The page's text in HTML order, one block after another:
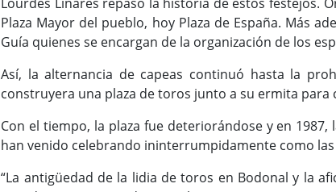
Lourdes Linares repasó la historia de estos festejos.
Plaza Mayor del pueblo, hoy Plaza de España. Más
Guía quienes se encargan de la organización de los
Así, la alternancia de capeas continuó hasta la
construyera una plaza de toros junto a su ermita
Con el tiempo, la plaza fue deteriorándose y en
han venido celebrando ininterrumpidamente como
“La antigüedad de la lidia de toros en Bodonal y la